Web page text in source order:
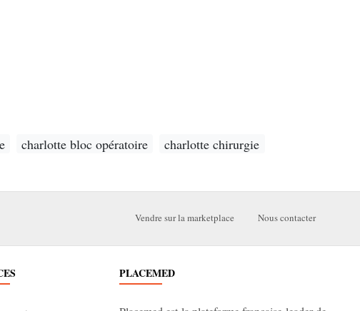
charlotte bloc opératoire charlotte chirurgie
Vendre sur la marketplace Nous contacter
PLACEMED